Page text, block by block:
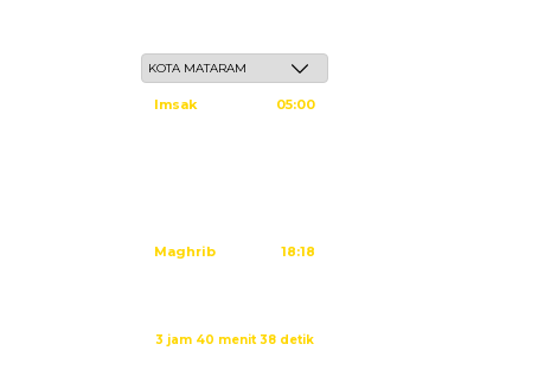
Imsak 05:00
Maghrib 18:18
3 jam 40 menit 38 detik